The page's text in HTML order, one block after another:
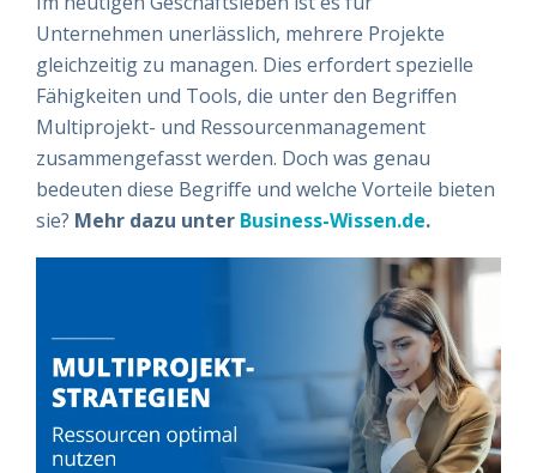
Unternehmen unerlässlich, mehrere Projekte
gleichzeitig zu managen. Dies erfordert spezielle
Fähigkeiten und Tools, die unter den Begriffen
Multiprojekt- und Ressourcenmanagement
zusammengefasst werden. Doch was genau
bedeuten diese Begriffe und welche Vorteile bieten
sie? Mehr dazu unter Business-Wissen.de.